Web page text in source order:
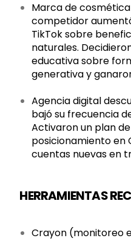
Marca de
competidor
TikTok sobre
naturales.
educativa sobre
generativa y
Agencia digital
bajó su frecuencia
Activaron un plan
posicionamiento en
cuentas nuevas en
HERRAMIENTAS
Crayon (monitoreo